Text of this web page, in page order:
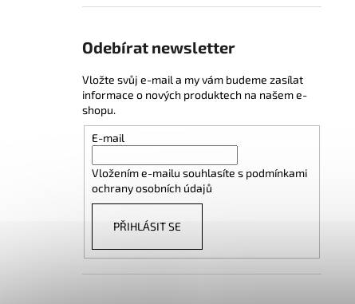
Odebírat newsletter
Vložte svůj e-mail a my vám budeme zasílat
informace o nových produktech na našem e-
shopu.
E-mail
Vložením e-mailu souhlasíte s podmínkami
ochrany osobních údajů
PŘIHLÁSIT SE